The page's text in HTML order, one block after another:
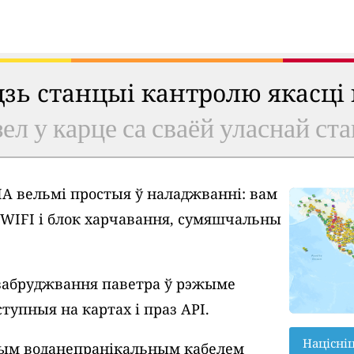
станцыі кантролю
у карце са сваёй уласнай
вельмі простыя ў наладжванні: вам
WIFI і блок харчавання, сумяшчальны
паветра ў рэжыме
на картах і праз API.
воданепранікальным кабелем